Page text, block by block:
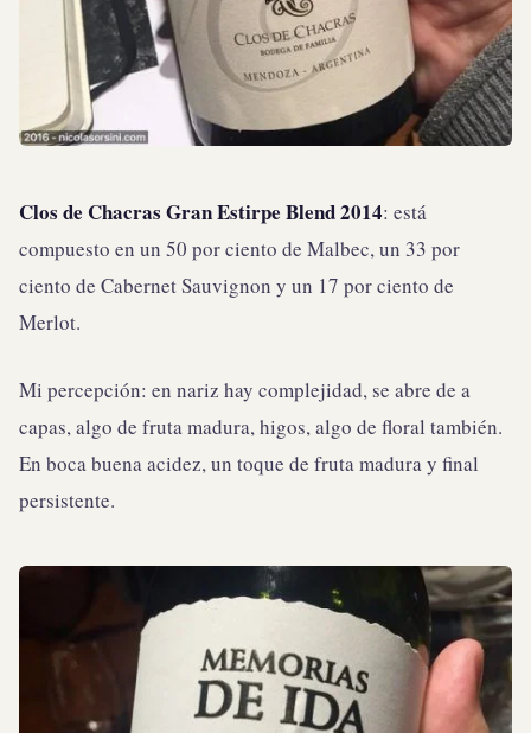
Clos de Chacras Gran Estirpe Blend 2014: está
compuesto en un 50 por ciento de Malbec, un 33 por
ciento de Cabernet Sauvignon y un 17 por ciento de
Merlot.
Mi percepción: en nariz hay complejidad, se abre de a
capas, algo de fruta madura, higos, algo de floral también.
En boca buena acidez, un toque de fruta madura y final
persistente.